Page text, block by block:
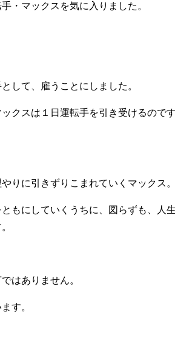
・マックスを気に入りました。
して、雇うことにしました。
クスは１日運転手を引き受けるので
りに引きずりこまれていくマックス。
もにしていくうちに、図らずも、人
はありません。
す。